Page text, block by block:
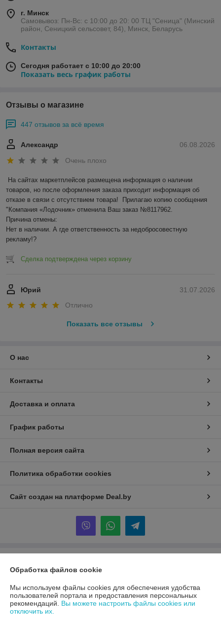
г. Минск
Самовывоз: Пн-Вс: с 10:00 до 20: 00 ТЦ "Сеница" (Минский
район, Сеницкий сельсовет, 84), Минск, Беларусь
Контакты
Сегодня работает с 10:00 до 20:00
Показать весь график работы
Отзывы о магазине
447 отзывов за всё время
06.08.2026
Александр
Очень плохо
На сайтах маркетплейсов размещена информация о наличии
товаров, но после оформления заказа приходит информация об
отказе в связи с отсутствием товара!  Прилагаю копию сообщения
"Компания «Лодочник» отменила Ваш заказ №8117962.
Причина отмены:
Нет в наличии. А где ответственность за недобросовестную
рекламу!?
Сделка подтверждена через корзину
31.07.2026
Юрий
Отлично
Показать все отзывы
О нас
Контакты
Доставка и оплата
График работы
Полная версия сайта
Политика обработки cookies
Сайт создан на платформе Deal.by
ул. Сухаревская, ДОМ 16, пом. 16, 220019
Регистрационный номер ЕГР: 192849314
Обработка файлов cookie
Мы используем файлы cookies для обеспечения удобства
пользователей портала и предоставления персональных
рекомендаций. Вы можете настроить файлы cookies или
отключить их.